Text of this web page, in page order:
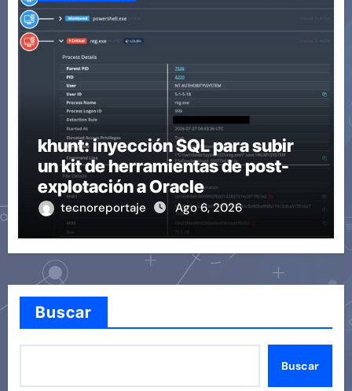
khunt: inyección SQL para subir
un kit de herramientas de post-
explotación a Oracle
tecnoreportaje Ago 6, 2026
Buscar
Buscar